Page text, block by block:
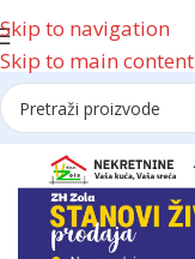
Skip to navigation
Skip to main content
Reklama